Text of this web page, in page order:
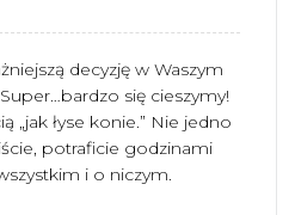
decyzję w Waszym
się cieszymy!
„jak łyse konie.” Nie jedno
potraficie godzinami
i o niczym.